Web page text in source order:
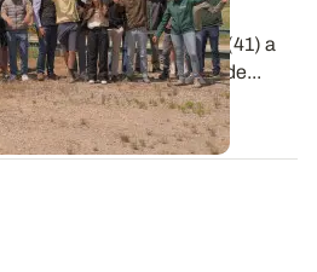
de recherche et
d'Ouzouer-le-Marché (41) a
de la 6e édition de Clap de...